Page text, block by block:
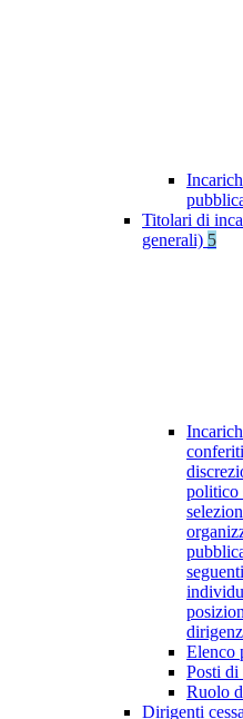
Titolari di
generali) 5
politico
Elenco
Posti
Ruolo
Dirigenti